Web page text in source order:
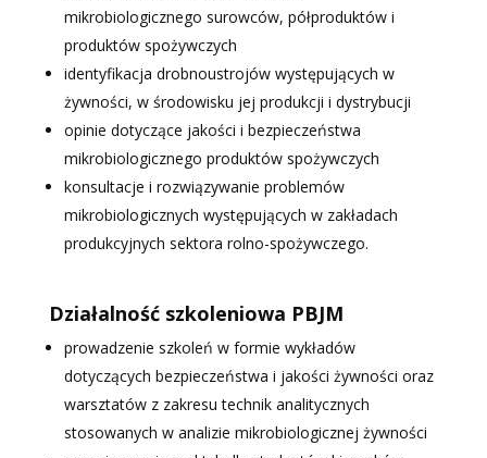
mikrobiologicznego surowców, półproduktów i
produktów spożywczych
identyfikacja drobnoustrojów występujących w
żywności, w środowisku jej produkcji i dystrybucji
opinie dotyczące jakości i bezpieczeństwa
mikrobiologicznego produktów spożywczych
konsultacje i rozwiązywanie problemów
mikrobiologicznych występujących w zakładach
produkcyjnych sektora rolno-spożywczego.
Działalność szkoleniowa PBJM
prowadzenie szkoleń w formie wykładów
dotyczących bezpieczeństwa i jakości żywności oraz
warsztatów z zakresu technik analitycznych
stosowanych w analizie mikrobiologicznej żywności